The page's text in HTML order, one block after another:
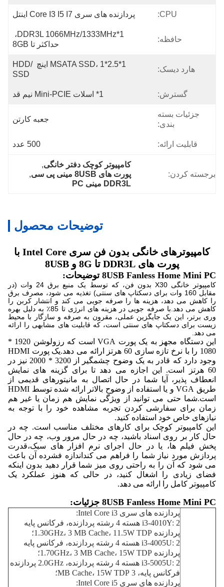
CPU: پردازنده های سری Core I3 I5 I7 اینتل
حافظه:
1*DDR3L 1066MHz/1333MHz،
حداکثر تا 8GB
هارد دیسک:
1*mSATA SSD، 1*2.5 اینچ HDD/
SSD
گسترش: 1* اسلات Mini-PCIE نیم قد
جزئیات بسته
بندی:
جعبه کارتن
قابلیت ارائه: 500 عدد
برجسته کردن:
کامپیوتر کوچک دفتر خانگی ,
پورت های 8USB مینی پی سی
,
DDR3L مینی PC
توضیحات محصول
کامپیوترهای خانگی بدون فن سری Intel Core با
پورت های DDR3L تا 8G و 8USB
8USB Fanless Home Mini PC توضیحات:
کامپیوتر خانگی X30 بدون فن، که توسط یک منبع برق 24 وات (در
مقابل 160 وات برای دسکتاپ های سنتی) تغذیه می شود، مصرف برق
را کاهش می دهد، هزینه ها را صرفه جویی می کند و انتشار کربن را
کاهش می دهد.با صرفه جویی در هزینه های انرژی تا 85٪ به دلیل بهره
وری برتر، این یک جایگزین عملی، مقرون به صرفه و سازگار با محیط
زیست برای دسکتاپ های سنتی است، که قابلیت های مشابهی را ارائه
می دهد.
این دستگاه مجهز به یک پورت VGA است که رزولوشن 1920 *
1080 را با نرخ تازه سازی 60 هرتز ارائه می دهد.یک پورت HDMI
وجود دارد که قادر به یک وضوح چشمگیر از 3200 * 2000 نیز در
60 هرتز است. این اجازه می دهد تا برای گزینه های نمایش
انعطاف پذیر، آیا شما در حال اتصال به مانیتورهای قدیمی از
طریق VGA و یا استفاده از وضوح بالاتر ارائه شده توسط HDMI
است.شما حتی می توانید از ویژگی نمایش هم زمان یا غیر هم
زمان برای سفارشی کردن تجربه مشاهده خود را با توجه به
نیازهای خاص خود استفاده کنید.
این کامپیوتر کوچک برای کارهای مختلف مناسب است. چه در
حال کار بر روی اسناد باشید، چه در حال مرور وب، چه در حال
پخش فیلم ها، یا در حال اجرای نرم افزار های سبک،قدرت
پردازش مورد نیاز شما را فراهم می کنداندازه فشرده آن باعث
می شود که آن را به راحتی روی میز شما قرار دهید بدون اینکه
فضای زیادی را اشغال کنید، در حالی که هنوز عملکرد یک
کامپیوتر کامل را ارائه می دهد.
8USB Fanless Home Mini PC جزئیات:
پردازنده های سری Intel Core i3:
i3-4010Y: 2 هسته 4 رشته پردازنده، فرکانس پایه
پردازنده 1.30GHz، 3 MB Cache، 11.5W TDP؛
i3-4005U: 2 هسته 4 رشته پردازنده، فرکانس پایه
پردازنده 1.70GHz، 3 MB Cache، 15W TDP؛
i3-5005U: 2 هسته 4 رشته پردازنده، 2.0GHz پردازنده
فرکانس پایه، 3 MB Cache، 15W TDP؛
پردازنده های سری Intel Core i5: